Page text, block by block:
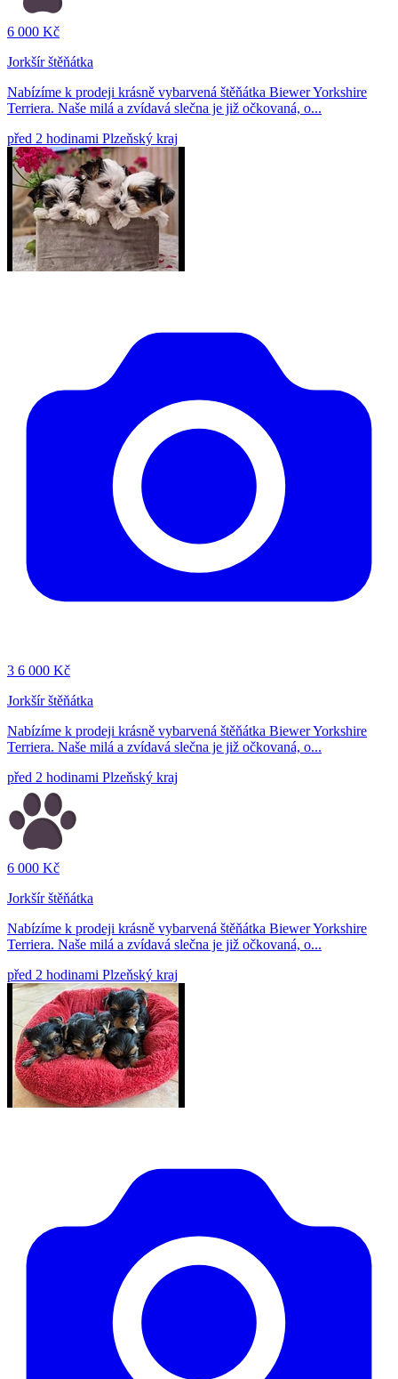
6 000 Kč
Jorkšír štěňátka
Nabízíme k prodeji krásně vybarvená štěňátka Biewer Yorkshire
Terriera. Naše milá a zvídavá slečna je již očkovaná, o...
před 2 hodinami Plzeňský kraj
3 6 000 Kč
Jorkšír štěňátka
Nabízíme k prodeji krásně vybarvená štěňátka Biewer Yorkshire
Terriera. Naše milá a zvídavá slečna je již očkovaná, o...
před 2 hodinami Plzeňský kraj
6 000 Kč
Jorkšír štěňátka
Nabízíme k prodeji krásně vybarvená štěňátka Biewer Yorkshire
Terriera. Naše milá a zvídavá slečna je již očkovaná, o...
před 2 hodinami Plzeňský kraj